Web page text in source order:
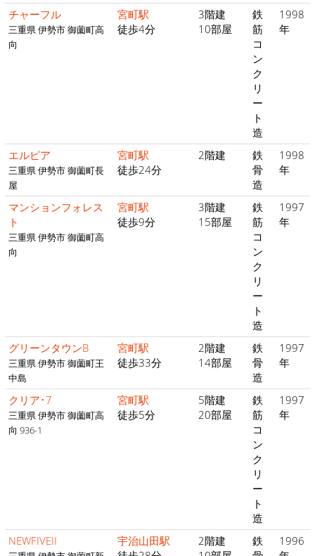
チャーフル
三重県 伊勢市 御薗町高
向
宮町駅
徒歩4分
3階建
10部屋
鉄
筋
コ
ン
ク
リ
ー
ト
造
1998
年
エルピア
三重県 伊勢市 御薗町長
屋
宮町駅
徒歩24分
2階建
鉄
骨
造
1998
年
マンションフォレス
ト
三重県 伊勢市 御薗町高
向
宮町駅
徒歩9分
3階建
15部屋
鉄
筋
コ
ン
ク
リ
ー
ト
造
1997
年
グリーンタウンB
三重県 伊勢市 御薗町王
中島
宮町駅
徒歩33分
2階建
14部屋
鉄
骨
造
1997
年
クリア･7
三重県 伊勢市 御薗町高
向 936-1
宮町駅
徒歩5分
5階建
20部屋
鉄
筋
コ
ン
ク
リ
ー
ト
造
1997
年
NEWFIVEII
宇治山田駅
2階建
鉄
1996